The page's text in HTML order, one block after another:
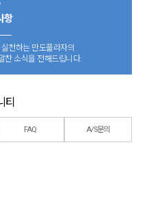
항
천하는 만도플라자의
찬 소식을 전해드립니다.
티
FAQ A/S문의